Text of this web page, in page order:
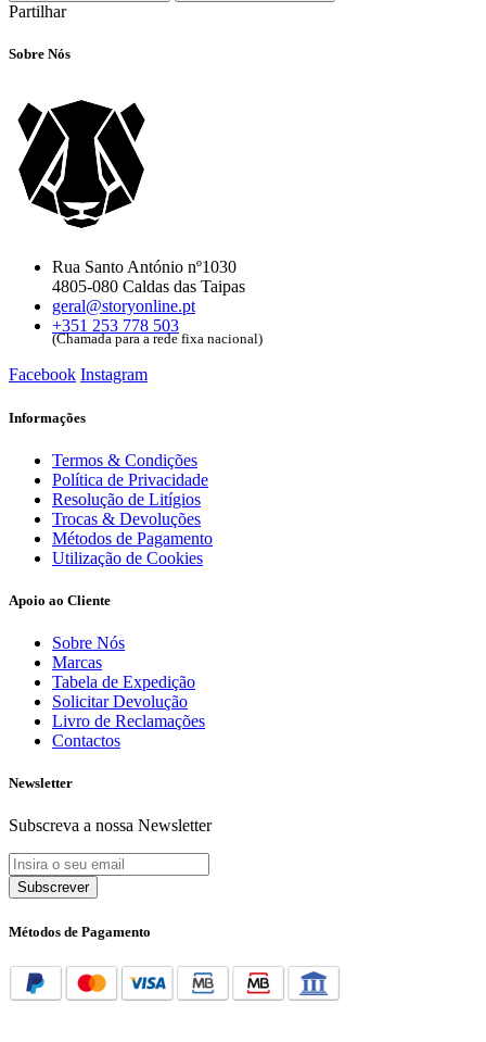
Partilhar
Sobre Nós
Rua Santo António nº1030
4805-080 Caldas das Taipas
geral@storyonline.pt
+351 253 778 503
(Chamada para a rede fixa nacional)
Facebook Instagram
Informações
Termos & Condições
Política de Privacidade
Resolução de Litígios
Trocas & Devoluções
Métodos de Pagamento
Utilização de Cookies
Apoio ao Cliente
Sobre Nós
Marcas
Tabela de Expedição
Solicitar Devolução
Livro de Reclamações
Contactos
Newsletter
Subscreva a nossa Newsletter
Subscrever
Métodos de Pagamento